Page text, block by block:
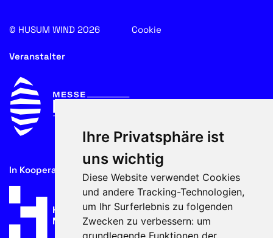
Ihre Privatsphäre ist
uns wichtig
Diese Website verwendet Cookies
und andere Tracking-Technologien,
um Ihr Surferlebnis zu folgenden
Zwecken zu verbessern: um
grundlegende Funktionen der
© HUSUM WIND 2026 Cookie
Veranstalter
In Kooperation mit